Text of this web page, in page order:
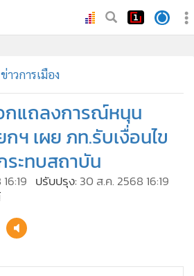
ข่าวการเมือง
กแถลงการณ์หนุน
ฯ เผย ภท.รับเงื่อนไข
ระทบสถาบัน
ปรับปรุง: 30 ส.ค. 2568 16:19